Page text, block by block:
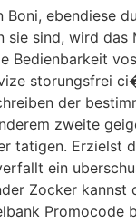
Boni, ebendiese
sie sind, wird
Bedienbarkeit
storungsfrei
der
zweite
tatigen. Erzielst
ein
Zocker kannst
Promocode